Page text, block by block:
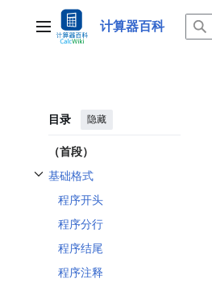
主菜单 计算器百科
目录 隐藏
（首段）
基础格式
开关基础格式子章节
程序开头
程序分行
程序结尾
程序注释